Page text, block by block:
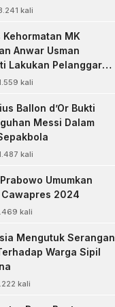
kali
Kehormatan MK
Anwar Usman
Lakukan Pelanggaran
Etik dan
kali
Ballon d’Or Bukti
Messi Dalam
kali
Umumkan
2024
kali
Mengutuk Serangan
Warga Sipil
kali